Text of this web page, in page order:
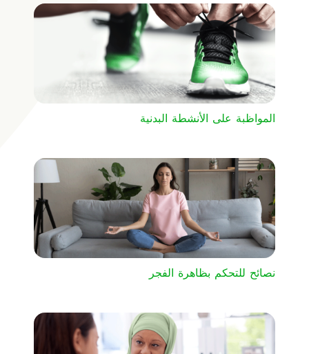
المواظبة على الأنشطة البدنية
نصائح للتحكم بظاهرة الفجر